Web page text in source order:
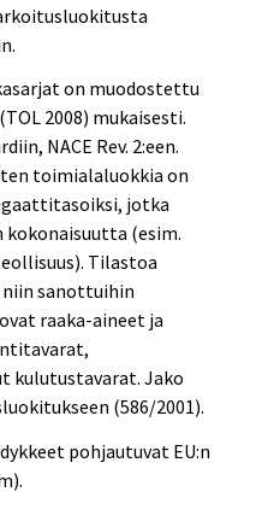
on muodostettu
2008) mukaisesti.
NACE Rev. 2:een.
toimialaluokkia on
jotka
(esim.
Tilastoa
sanottuihin
raaka-aineet ja
kulutustavarat. Jako
(586/2001).
pohjautuvat EU:n